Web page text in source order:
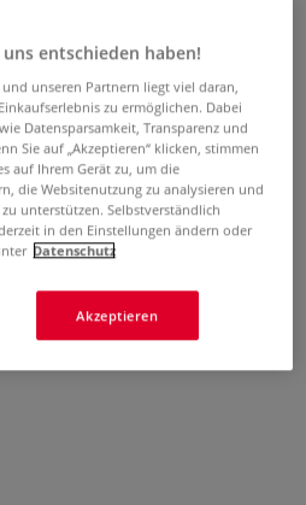
Set Serie
Set ist ein preisgünstiges Pinsel-
und Hobby. Ideal für die Öl-
entschieden haben!
unseren Partnern liegt viel daran,
zu ermöglichen. Dabei
Datensparsamkeit, Transparenz und
Sie auf „Akzeptieren“ klicken, stimmen
auf Ihrem Gerät zu, um die
die Websitenutzung zu analysieren und
unterstützen. Selbstverständlich
in den Einstellungen ändern oder
Datenschutz
Akzeptieren